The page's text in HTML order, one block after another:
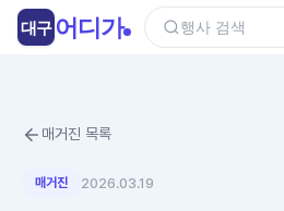
매거진 목록
매거진 2026.03.19
대구 어디가 행사 검색